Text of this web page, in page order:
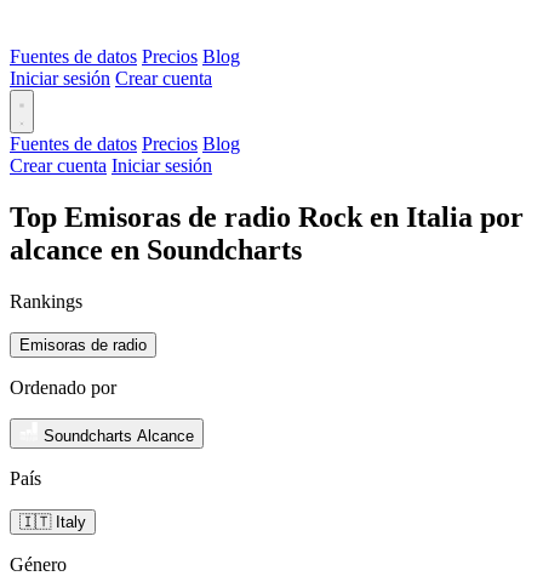
Fuentes de datos Precios Blog
Iniciar sesión Crear cuenta
Fuentes de datos Precios Blog
Crear cuenta Iniciar sesión
Top Emisoras de radio Rock en Italia por
alcance en Soundcharts
Rankings
Emisoras de radio
Ordenado por
Soundcharts Alcance
País
🇮🇹 Italy
Género